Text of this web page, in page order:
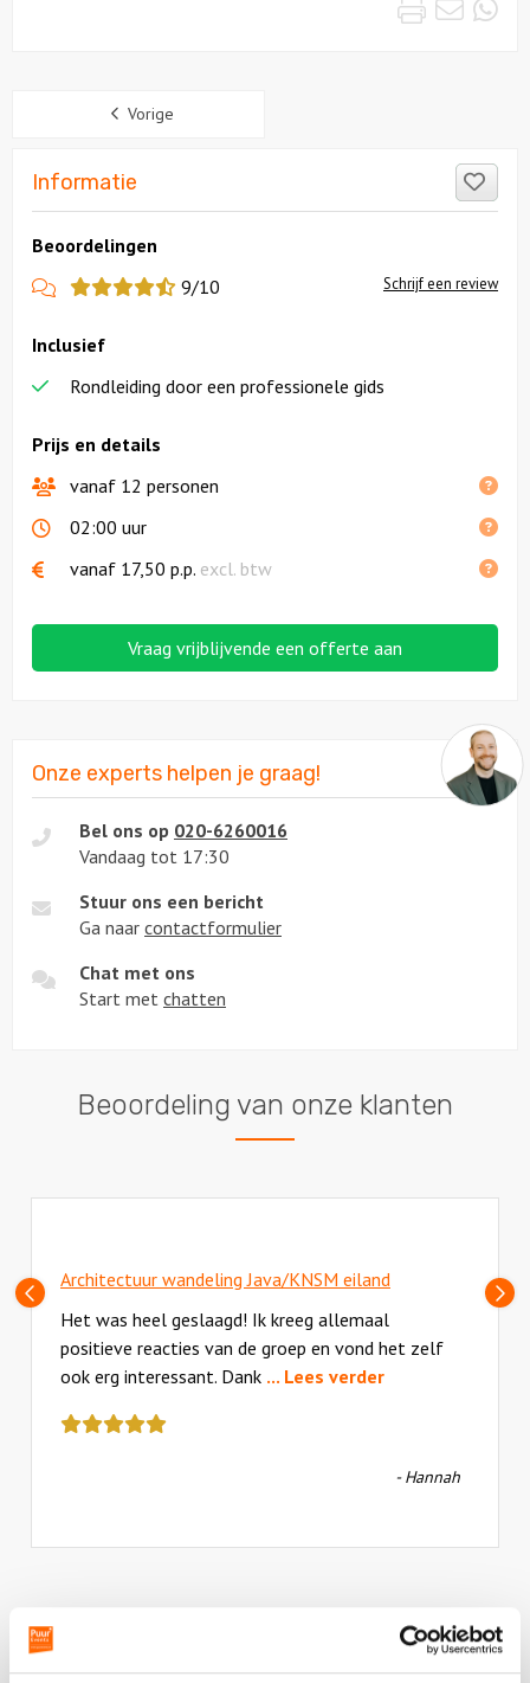
Print
Vorige
Informatie
Beoordelingen
View
reviews
9/10 Schrijf een review
Prijs en details
vanaf 12 personen
02:00 uur
vanaf 17,50 p.p. excl. btw
Inclusief
Rondleiding door een professionele gids
Vraag vrijblijvende een offerte aan
Onze experts helpen je graag!
Bel ons op 020-6260016
Vandaag tot 17:30
Stuur ons een bericht
Ga naar contactformulier
Chat met ons
Start met chatten
Beoordeling van onze klanten
Vorige
slide
Architectuur wandeling Java/KNSM eiland
Het was heel geslaagd! Ik kreeg allemaal
positieve reacties van de groep en vond het zelf
ook erg interessant. Dank ... Lees verder
review
een
- Hannah
Bekijk alle reviews